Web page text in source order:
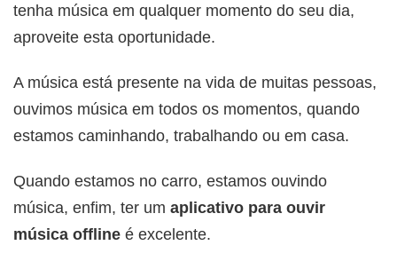
tenha música em qualquer momento do seu dia,
aproveite esta oportunidade.
A música está presente na vida de muitas pessoas,
ouvimos música em todos os momentos, quando
estamos caminhando, trabalhando ou em casa.
Quando estamos no carro, estamos ouvindo
música, enfim, ter um aplicativo para ouvir
música offline é excelente.